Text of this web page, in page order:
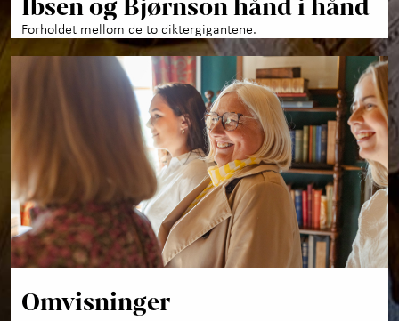
Forholdet mellom de to diktergigantene.
Omvisninger